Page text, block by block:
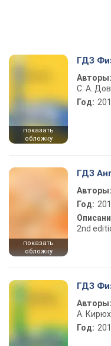
показать
обложку
ГДЗ
Авторы:
С. А.
Год:
показать
обложку
ГДЗ
Авторы:
Год:
2nd
ГДЗ
Авторы:
А.
Год: